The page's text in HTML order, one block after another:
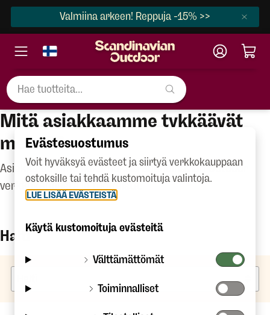
Valmiina arkeen! Reppuja -15% >>
Mitä asiakkaamme tykkäävät
meistä?
Asiakkaidemme kokemuksia Scandinavian Outdoor
verkkokaupasta ja tuotteista.
Halti
Evästesuostumus
Voit hyväksyä evästeet ja siirtyä verkkokauppaan
ostoksille tai tehdä kustomoituja valintoja.
LUE LISÄÄ EVÄSTEISTÄ
Käytä kustomoituja evästeitä
Välttämättömät
Toiminnalliset